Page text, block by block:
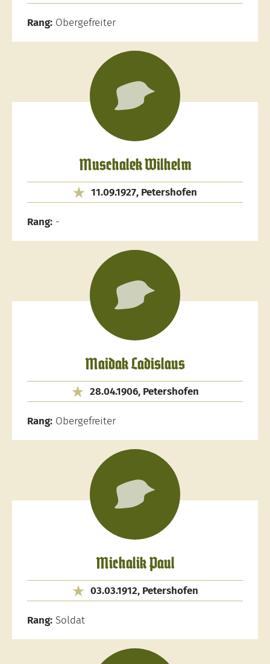
Rang: Obergefreiter
Muschalek Wilhelm
11.09.1927, Petershofen
Rang: -
Maidak Ladislaus
28.04.1906, Petershofen
Rang: Obergefreiter
Michalik Paul
03.03.1912, Petershofen
Rang: Soldat